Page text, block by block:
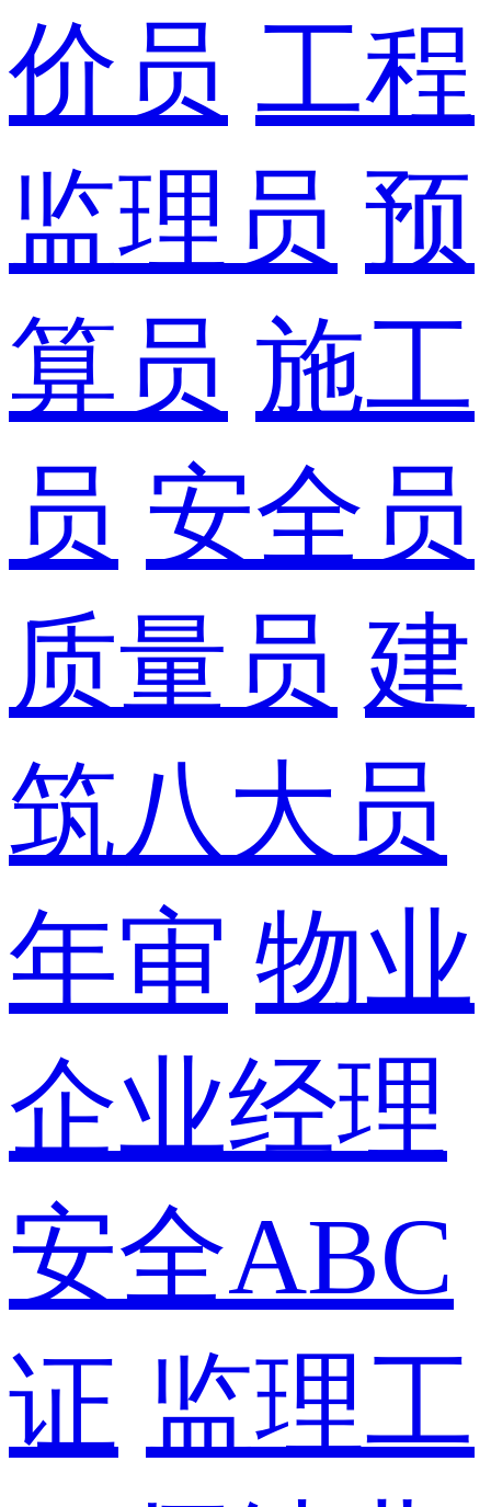
价员 工程
监理员 预
算员 施工
员 安全员
质量员 建
筑八大员
年审 物业
企业经理
安全ABC
证 监理工